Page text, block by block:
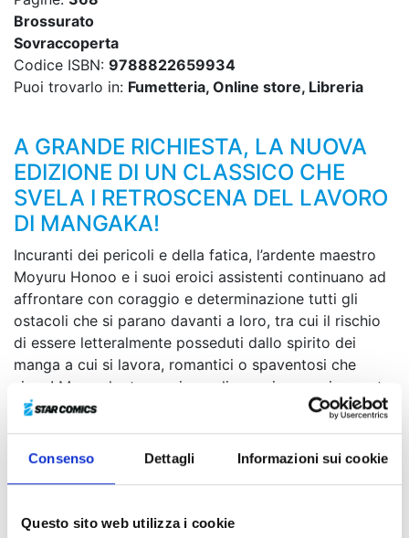
Consenso Dettagli Informazioni sui cookie
Questo sito web utilizza i cookie
Brossurato
Sovraccoperta
Codice ISBN: 9788822659934
Puoi trovarlo in: Fumetteria, Online store, Libreria
A GRANDE RICHIESTA, LA NUOVA
EDIZIONE DI UN CLASSICO CHE
SVELA I RETROSCENA DEL LAVORO
DI MANGAKA!
Incuranti dei pericoli e della fatica, l’ardente maestro
Moyuru Honoo e i suoi eroici assistenti continuano ad
affrontare con coraggio e determinazione tutti gli
ostacoli che si parano davanti a loro, tra cui il rischio
di essere letteralmente posseduti dallo spirito dei
manga a cui si lavora, romantici o spaventosi che
siano! Ma anche trovarsi a realizzare improvvisamente
i propri sogni può rivelarsi deleterio... Tra colleghi
problematici, robot da collezione, spettacoli di
supereroi in costume e le onnipresenti scadenze da